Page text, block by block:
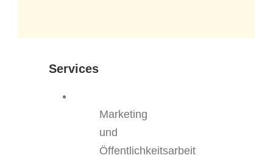
Services
Marketing
und
Öffentlichkeitsarbeit